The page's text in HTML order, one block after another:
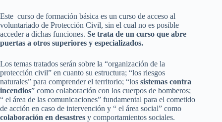
Este curso de formación básica es un curso de acceso al
voluntariado de Protección Civil, sin el cual no es posible
acceder a dichas funciones. Se trata de un curso que abre
puertas a otros superiores y especializados.
Los temas tratados serán sobre la “organización de la
protección civil” en cuanto su estructura; “los riesgos
naturales” para comprender el territorio; “los sistemas contra
incendios” como colaboración con los cuerpos de bomberos;
“ el área de las comunicaciones” fundamental para el cometido
de acción en caso de intervención y “ el área social” como
colaboración en desastres y comportamientos sociales.